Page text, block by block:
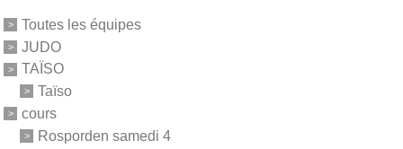
Toutes les équipes
JUDO
TAÏSO
Taïso
cours
Rosporden samedi 4